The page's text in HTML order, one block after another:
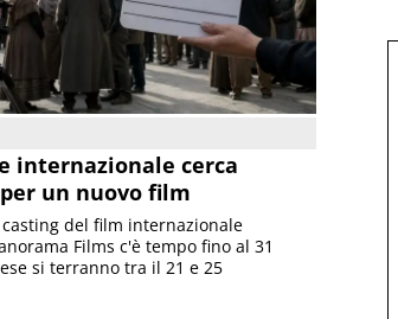
internazionale cerca
un nuovo film
del film internazionale
Films c'è tempo fino al 31
si terranno tra il 21 e 25